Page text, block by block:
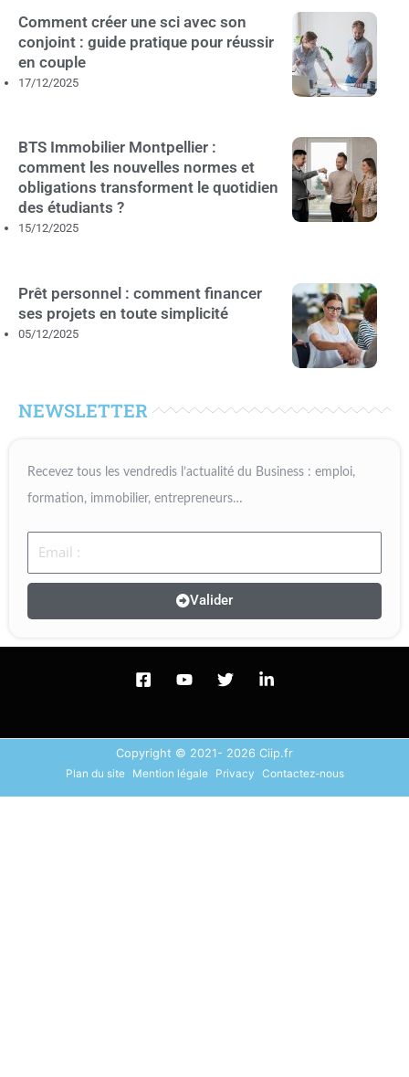
Comment créer une sci avec son
conjoint : guide pratique pour réussir
en couple
17/12/2025
BTS Immobilier Montpellier :
comment les nouvelles normes et
obligations transforment le quotidien
des étudiants ?
15/12/2025
Prêt personnel : comment financer
ses projets en toute simplicité
05/12/2025
NEWSLETTER
Recevez tous les vendredis l’actualité du Business : emploi,
formation, immobilier, entrepreneurs…
Email
Valider
Copyright © 2021- 2026 Ciip.fr
Plan du site Mention légale Privacy Contactez-nous